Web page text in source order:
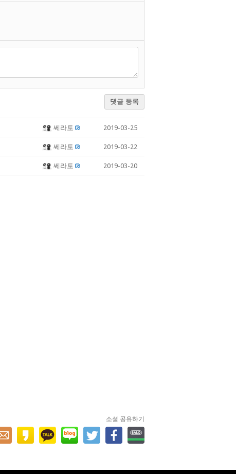
댓글 등록
쎄라토 2019-03-25
쎄라토 2019-03-22
쎄라토 2019-03-20
소셜 공유하기